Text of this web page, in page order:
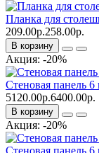
Планка для
209.00р.258.00р.
В корзину
Акция: -20%
Стеновая панель
5120.00р.6400.00р.
В корзину
Акция: -20%
Стеновая панель